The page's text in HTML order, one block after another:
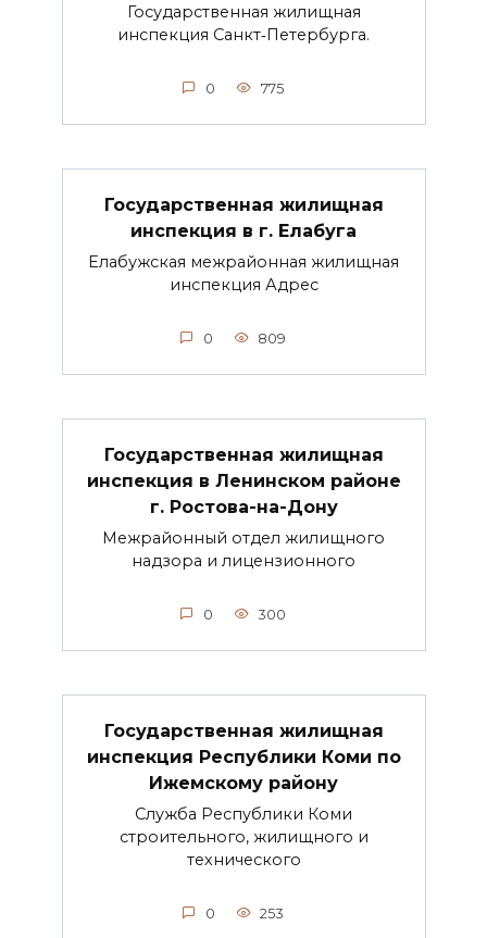
Государственная жилищная
инспекция Санкт‑Петербурга.
0 775
Государственная жилищная
инспекция в г. Елабуга
Елабужская межрайонная жилищная
инспекция Адрес
0 809
Государственная жилищная
инспекция в Ленинском районе
г. Ростова-на-Дону
Межрайонный отдел жилищного
надзора и лицензионного
0 300
Государственная жилищная
инспекция Республики Коми по
Ижемскому району
Служба Республики Коми
строительного, жилищного и
технического
0 253